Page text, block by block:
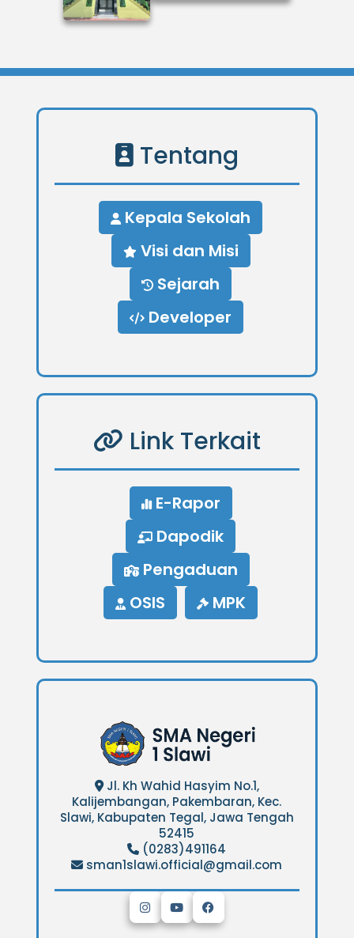
Tentang
Kepala Sekolah
Visi dan Misi
Sejarah
Developer
Link Terkait
E-Rapor
Dapodik
Pengaduan
OSIS
MPK
Jl. Kh Wahid Hasyim No.1,
Kalijembangan, Pakembaran, Kec.
Slawi, Kabupaten Tegal, Jawa Tengah
52415
(0283)491164
sman1slawi.official@gmail.com